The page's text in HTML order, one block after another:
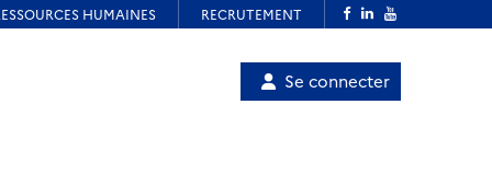
Menu Se connecter